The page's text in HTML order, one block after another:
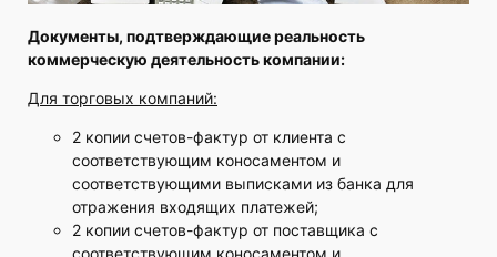
Документы, подтверждающие реальность
коммерческую деятельность компании:
Для торговых компаний:
2 копии счетов-фактур от клиента с
соответствующим коносаментом и
соответствующими выписками из банка для
отражения входящих платежей;
2 копии счетов-фактур от поставщика с